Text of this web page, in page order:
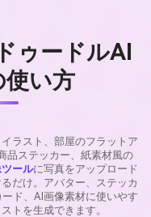
ゥードルAI
い方
ラスト、部屋のフラットア
品ステッカー、紙素材風の
ールに写真をアップロード
だけ。アバター、ステッカ
ド、AI画像素材に使いやす
トを生成できます。